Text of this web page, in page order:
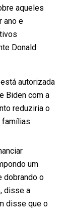
aqueles
ano e
Donald
autorizada
Biden com a
reduziria o
famílias.
um
dobrando o
disse a
disse que o